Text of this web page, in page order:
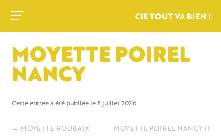
MOYETTE POIREL
NANCY
Cette entrée a été publiée le 8 juillet 2026 .
Navigation
←
MOYETTE ROUBAIX
MOYETTE POIREL NANCY II
CIE TOUT VA BIEN !